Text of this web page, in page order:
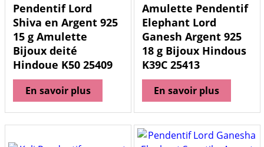
Pendentif Lord
Shiva en Argent 925
15 g Amulette
Bijoux deité
Hindoue K50 25409
En savoir plus
Amulette Pendentif
Elephant Lord
Ganesh Argent 925
18 g Bijoux Hindous
K39C 25413
En savoir plus